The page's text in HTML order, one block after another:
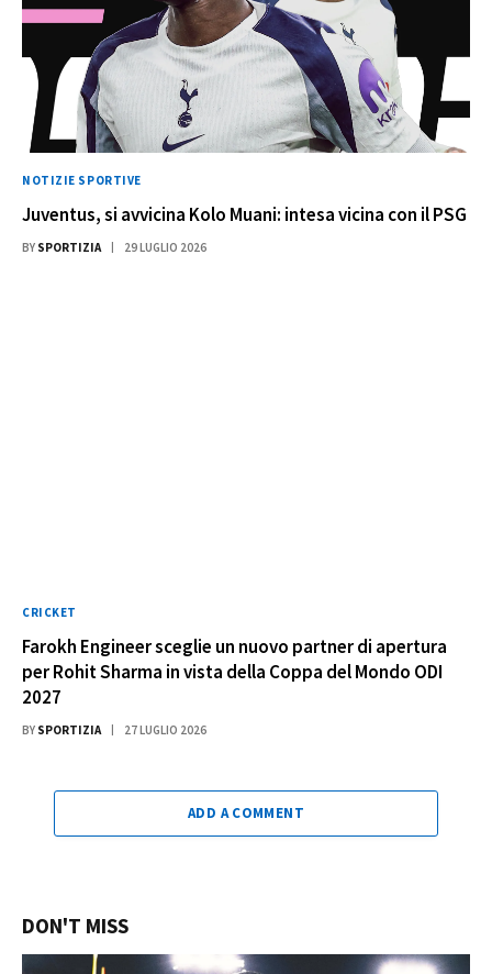
NOTIZIE SPORTIVE
Juventus, si avvicina Kolo Muani: intesa vicina con il PSG
BY SPORTIZIA 29 LUGLIO 2026
CRICKET
Farokh Engineer sceglie un nuovo partner di apertura
per Rohit Sharma in vista della Coppa del Mondo ODI
2027
BY SPORTIZIA 27 LUGLIO 2026
ADD A COMMENT
DON'T MISS